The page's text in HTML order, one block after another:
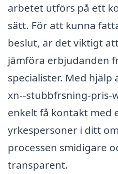
arbetet utförs på ett
sätt. För att kunna
beslut, är det viktigt
jämföra erbjudanden
specialister. Med
xn--stubbfrsning-pris-
enkelt få kontakt med
yrkespersoner i ditt
processen smidigare
transparent.